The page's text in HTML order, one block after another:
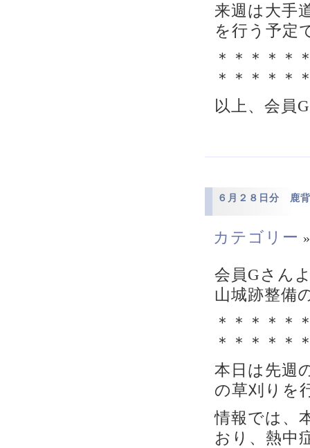
来週は大手
を行う予定
＊＊＊＊＊
＊＊＊＊＊
以上、会員
６月２８日分 鹿
カテゴリー
会員Gさん
山城跡整備
＊＊＊＊＊
＊＊＊＊＊
本日は先週
の草刈りを
情報では、
おり、熱中